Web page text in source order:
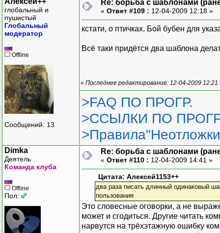
глобальный и
пушистый
Глобальный
модератор
Offline
Сообщений: 13
Re: борьба с шаблонами
« Ответ #109 : 12-04-2009 12:18 »
кстати, о птичках. Бой бубен для
Всё таки придётся два шаблона
« Последнее редактирование: 12-04-2009
>FAQ ПО ПРОГР.
>ССЫЛКИ ПО
Dimka
Деятель
Команда клуба
Offline
Пол:
Re: борьба с шаблонами
« Ответ #110 : 12-04-2009 14:41 »
Цитата: Алексей1153++
два раза писать длинный одинаковый
пользования
Это словесные оговорки, а не
может и сгодиться. Другие читать
нарвутся на трёхэтажную ошибку